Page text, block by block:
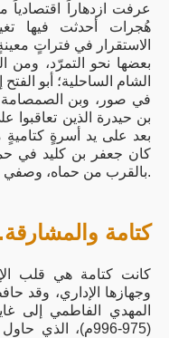
عرفت ازدهاراً
هُجرات أحدثت فيها
الاستقرار في فتراتٍ
بعضها نحو التمرّد، ومن
الشام الساحلية؛ أبو
في صور، وبن الصمصامة
بن حيدرة الذين
بعد على يد أسرةٍ
كان جعفر بن كليد في
كتامة
كانت كتامة هي قلب
وجهازها الإداري،
المهدي الفاطمي إلى
(975-996م)، الذي